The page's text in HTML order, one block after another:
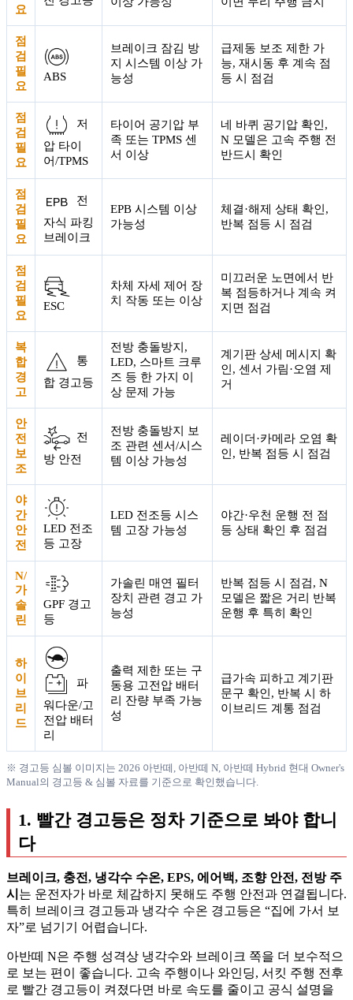
요
점
검
필
요
ABS
브레이크 잠김 방
지 시스템 이상 가
능성
급제동 보조 제한 가
능, 재시동 후 계속 점
등 시 점검
점
검
필
요
저
압 타이
어/TPMS
타이어 공기압 부
족 또는 TPMS 센
서 이상
네 바퀴 공기압 확인,
N 모델은 고속 주행 전
반드시 확인
점
검
필
요
전
자식 파킹
브레이크
EPB 시스템 이상
가능성
체결·해제 상태 확인,
반복 점등 시 점검
점
검
필
요
ESC
차체 자세 제어 장
치 작동 또는 이상
미끄러운 노면에서 반
복 점등하거나 계속 켜
지면 점검
복
합
경
고
통
합 경고등
전방 충돌방지,
LED, 스마트 크루
즈 등 한 가지 이
상 문제 가능
계기판 상세 메시지 확
인, 센서 가림·오염 제
거
안
전
보
조
전
방 안전
전방 충돌방지 보
조 관련 센서/시스
템 이상 가능성
레이더·카메라 오염 확
인, 반복 점등 시 점검
야
간
안
전
LED 전조
등 고장
LED 전조등 시스
템 고장 가능성
야간·우천 운행 전 점
등 상태 확인 후 점검
N/
가
솔
린
GPF 경고
등
가솔린 매연 필터
장치 관련 경고 가
능성
반복 점등 시 점검, N
모델은 짧은 거리 반복
운행 후 특히 확인
하
이
브
리
드
파
워다운/고
전압 배터
리
출력 제한 또는 구
동용 고전압 배터
리 잔량 부족 가능
성
급가속 피하고 계기판
문구 확인, 반복 시 하
이브리드 계통 점검
※ 경고등 심볼 이미지는 2026 아반떼, 아반떼 N, 아반떼 Hybrid 현대 Owner's
Manual의 경고등 & 심볼 자료를 기준으로 확인했습니다.
1. 빨간 경고등은 정차 기준으로 봐야 합니
다
브레이크, 충전, 냉각수 수온, EPS, 에어백, 조향 안전, 전방 주
시 는 운전자가 바로 체감하지 못해도 주행 안전과 연결됩니다.
특히 브레이크 경고등과 냉각수 수온 경고등은 “집에 가서 보
자”로 넘기기 어렵습니다.
아반떼 N은 주행 성격상 냉각수와 브레이크 쪽을 더 보수적으
로 보는 편이 좋습니다. 고속 주행이나 와인딩, 서킷 주행 전후
로 빨간 경고등이 켜졌다면 바로 속도를 줄이고 공식 설명을